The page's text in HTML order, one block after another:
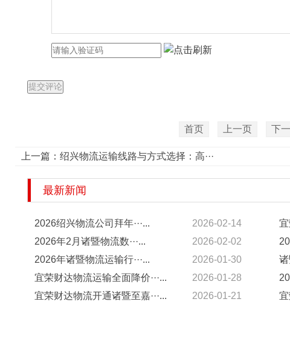
首页 上一页 下
上一篇： 绍兴物流运输线路与方式选择：高···
最新新闻
2026绍兴物流公司拜年···... 2026-02-14 宜
2026年2月诸暨物流数···...
2026-02-02
2026年诸暨物流运输行···...
2026-01-30 诸
宜荣财达物流运输全面降价···...
2026-01-28
宜荣财达物流开通诸暨至嘉···...
2026-01-21 宜